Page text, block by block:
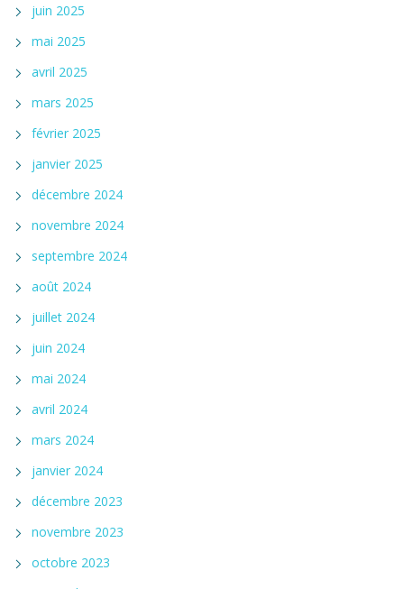
juin 2025
mai 2025
avril 2025
mars 2025
février 2025
janvier 2025
décembre 2024
novembre 2024
septembre 2024
août 2024
juillet 2024
juin 2024
mai 2024
avril 2024
mars 2024
janvier 2024
décembre 2023
novembre 2023
octobre 2023